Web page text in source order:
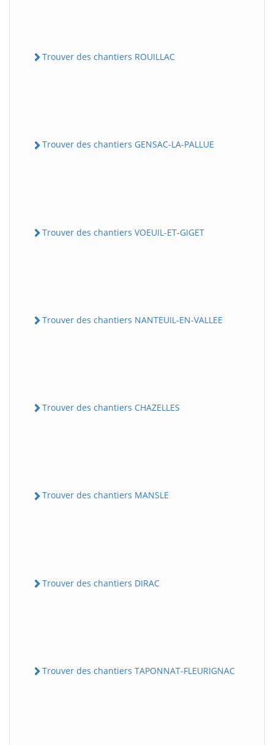
Trouver des chantiers ROUILLAC
Trouver des chantiers GENSAC-LA-PALLUE
Trouver des chantiers VOEUIL-ET-GIGET
Trouver des chantiers NANTEUIL-EN-VALLEE
Trouver des chantiers CHAZELLES
Trouver des chantiers MANSLE
Trouver des chantiers DIRAC
Trouver des chantiers TAPONNAT-FLEURIGNAC